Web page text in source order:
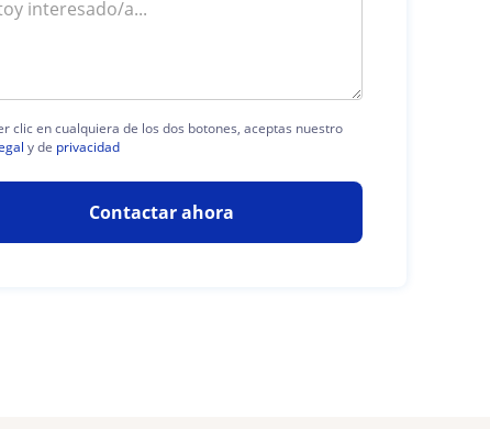
clic en cualquiera de los dos botones, aceptas nuestro
y de privacidad
Contactar ahora